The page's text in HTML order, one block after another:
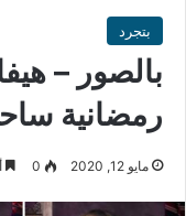
بتجرد
بالصور –
رمضانية
مايو 12, 2020 0